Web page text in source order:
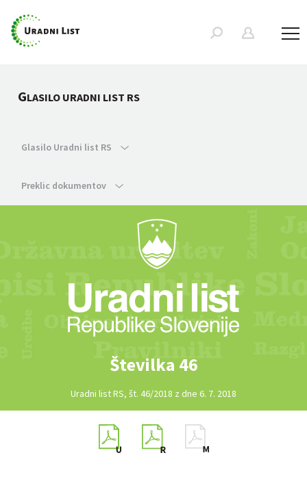
GLASILO URADNI LIST RS
Glasilo Uradni list RS
Preklic dokumentov
Številka 46
Uradni list RS, št. 46/2018 z dne 6. 7. 2018